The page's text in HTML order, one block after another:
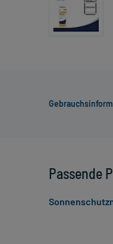
Passende